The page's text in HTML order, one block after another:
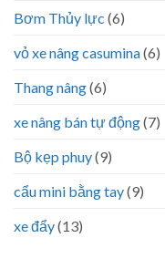
Bơm Thủy lực (6)
vỏ xe nâng casumina(6)
Thang nâng(6)
xe nâng bán tự động(7)
Bộ kẹp phuy(9)
cẩu mini bằng tay(9)
xe đẩy(13)